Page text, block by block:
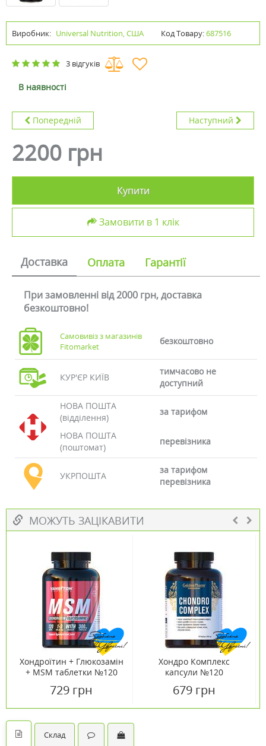
Виробник: Universal Nutrition, США Код Товару:687516
3 відгуків
В наявності
Попередній Наступний
2200 грн
Купити
Замовити в 1 клік
Доставка Оплата Гарантії
При замовленні від 2000 грн, доставка
безкоштовно!
Самовивіз з магазинів
Fitomarket
безкоштовно
КУР'ЄР КИЇВ
тимчасово не
доступний
НОВА ПОШТА
(відділення)
за тарифом
НОВА ПОШТА
(поштомат)
перевізника
УКРПОШТА
за тарифом
перевізника
МОЖУТЬ ЗАЦІКАВИТИ
Хондроїтин + Глюкозамін
+ MSM таблетки №120
729 грн
Хондро Комплекс
капсули №120
679 грн
Склад